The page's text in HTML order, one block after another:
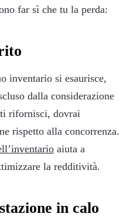
far sì che tu la perda:
inventario si esaurisce,
dalla considerazione
rifornisci, dovrai
rispetto alla concorrenza.
aiuta a
la redditività.
in calo